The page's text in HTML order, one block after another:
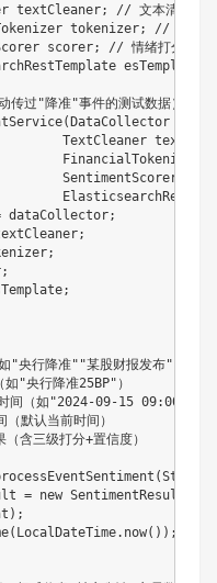
textCleaner;
// 文本清洗器
tokenizer;
// 金融专
scorer;
// 情绪打分器
esTemplate
过"降准"事件的测试数据）
(DataCollector
TextCleaner
FinancialTokenizer
SentimentScorer
dataCollector;
;
;
;
;
央行降准""某股财报发布"）
"央行降准25BP"）
间（如"2024-09-15 09:00:00"
默认当前时间）
含三级打分+置信度）
(String
= new SentimentResult
) ;
( LocalDateTime. now( ) ) ;